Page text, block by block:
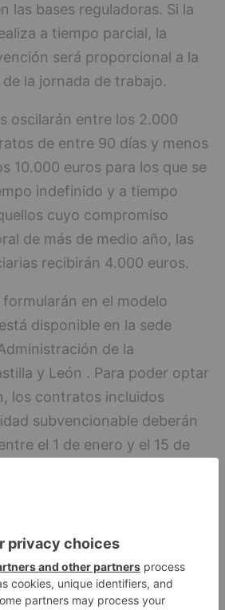
las bases reguladoras. Si la
a tiempo parcial, la
será proporcional a la
la jornada de trabajo.
oscilarán entre los 2.000
de entre 90 días y menos
10.000 euros para los que se
indefinido y a tiempo
cuyo compromiso
de más de medio año, las
recibirán 4.000 euros.
formularán en el modelo
disponible en la sede
de la
y León . Para poder optar
los contratos incluidos
subvencionable deberán
el 1 de enero y el 15 de
víctimas